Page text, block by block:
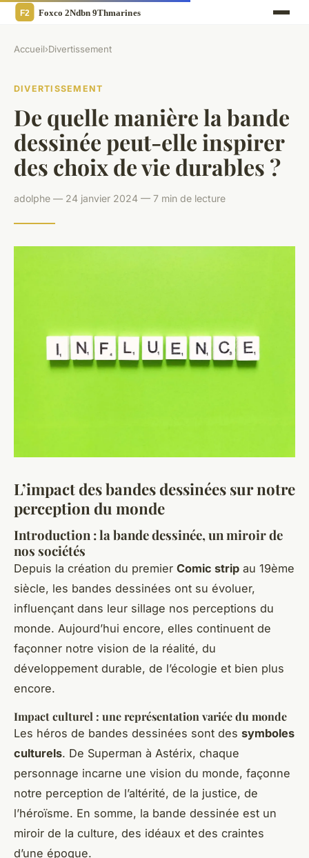
Accueil›Divertissement
DIVERTISSEMENT
De quelle manière la bande
dessinée peut-elle inspirer
des choix de vie durables ?
adolphe — 24 janvier 2024 — 7 min de lecture
L’impact des bandes dessinées sur notre
perception du monde
Introduction : la bande dessinée, un miroir de
nos sociétés
Depuis la création du premier Comic strip au 19ème
siècle, les bandes dessinées ont su évoluer,
influençant dans leur sillage nos perceptions du
monde. Aujourd’hui encore, elles continuent de
façonner notre vision de la réalité, du
développement durable, de l’écologie et bien plus
encore.
Impact culturel : une représentation variée du monde
Les héros de bandes dessinées sont des symboles
culturels. De Superman à Astérix, chaque
personnage incarne une vision du monde, façonne
notre perception de l’altérité, de la justice, de
l’héroïsme. En somme, la bande dessinée est un
miroir de la culture, des idéaux et des craintes
d’une époque.